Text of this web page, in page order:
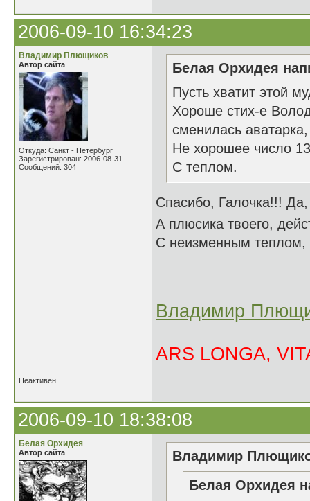
2006-09-10 16:34:23
Владимир Плющиков
Автор сайта
Откуда: Санкт - Петербург
Зарегистрирован: 2006-08-31
Сообщений: 304
Белая Орхидея
Пусть хватит этой
Хороше стих-е
сменилась
Не хорошее число
С теплом.
Спасибо, Галочка!!!
А плюсика твоего,
С неизменным теплом,
Владимир
ARS LONGA,
Неактивен
2006-09-10 18:38:08
Белая Орхидея
Автор сайта
Владимир
Белая Орхидея